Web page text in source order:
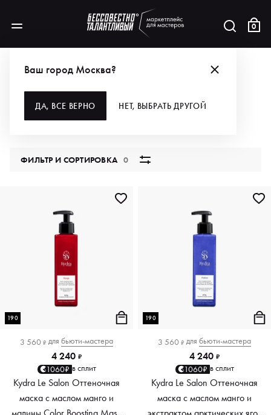
0
Ваш город Москва?
ДА, ВСЕ ВЕРНО НЕТ, ВЫБРАТЬ ДРУГОЙ
ВСЕ КАТЕГОРИИ
ФИЛЬТР И СОРТИРОВКА0
190
3 560 ₽ для бьюти-мастера
4 240 ₽
1060₽ в сплит
Kydra Le Salon Оттеночная
маска с маслом манго и
190
3 560 ₽ для бьюти-мастера
4 240 ₽
1060₽ в сплит
Kydra Le Salon Оттеночная
маска с маслом манго и